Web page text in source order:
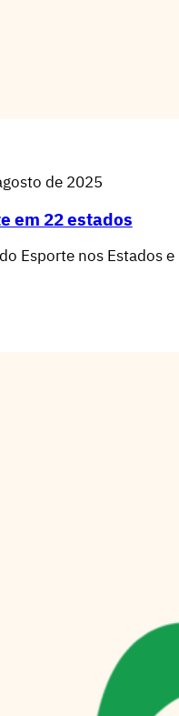
de 2025
em 22 estados
Esporte nos